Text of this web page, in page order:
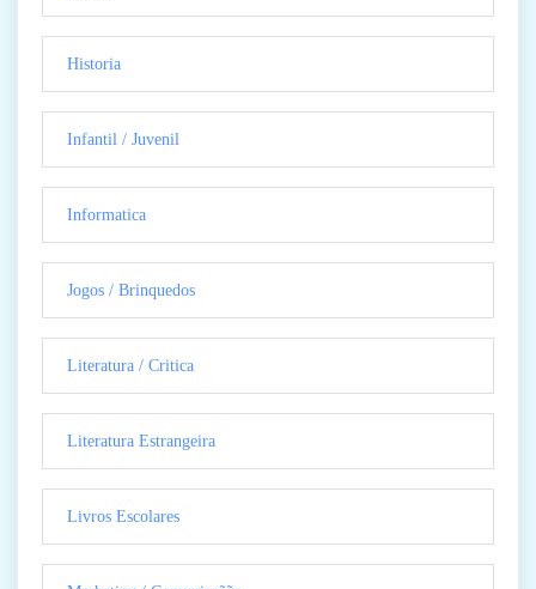
Historia
Infantil / Juvenil
Informatica
Jogos / Brinquedos
Literatura / Critica
Literatura Estrangeira
Livros Escolares